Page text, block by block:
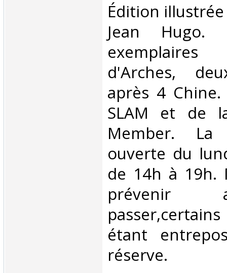
‎Édition
Jean
d'Arches,
après 4
SLAM et de
Member.
ouverte du
de 14h à 19h.
prévenir
étant
réserve. ‎